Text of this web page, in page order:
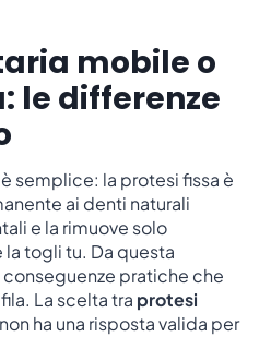
mobile o
le differenze
semplice: la protesi fissa è
ai denti naturali
e la rimuove solo
togli tu. Da questa
pratiche che
La scelta tra protesi
non ha una risposta valida per